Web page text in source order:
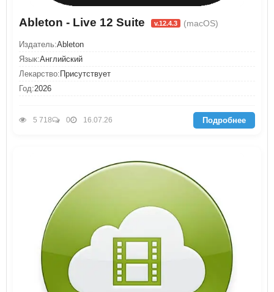
Ableton - Live 12 Suite v.12.4.3 (macOS)
Издатель:Ableton
Язык:Английский
Лекарство:Присутствует
Год:2026
5 718 0 16.07.26 Подробнее